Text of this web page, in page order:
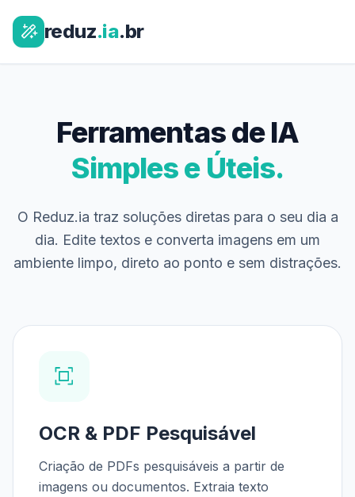
reduz.ia.br
Ferramentas de IA
Simples e Úteis.
O Reduz.ia traz soluções diretas para o seu dia a
dia. Edite textos e converta imagens em um
ambiente limpo, direto ao ponto e sem distrações.
OCR & PDF Pesquisável
Criação de PDFs pesquisáveis a partir de
imagens ou documentos. Extraia texto